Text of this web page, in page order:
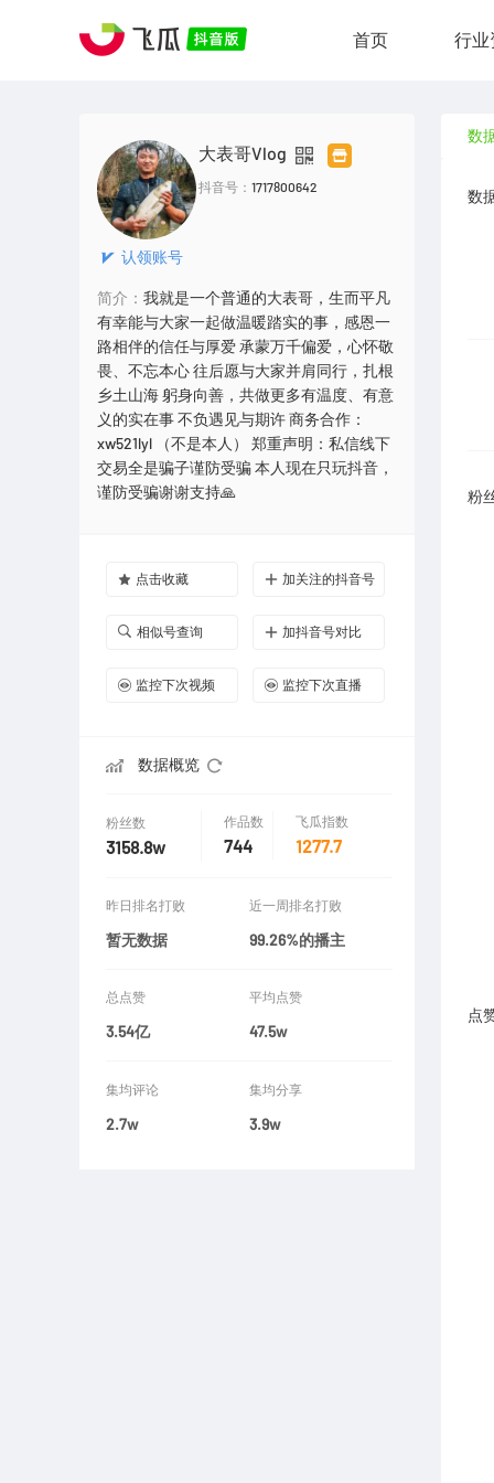
首页 行业
认领账号
大表哥Vlog
抖音号： 1717800642
简介： 我就是一个普通的大表哥，生而平凡
有幸能与大家一起做温暖踏实的事，感恩一
路相伴的信任与厚爱 承蒙万千偏爱，心怀敬
畏、不忘本心 往后愿与大家并肩同行，扎根
乡土山海 躬身向善，共做更多有温度、有意
义的实在事 不负遇见与期许 商务合作：
xw521lyl （不是本人） 郑重声明：私信线下
交易全是骗子谨防受骗 本人现在只玩抖音，
谨防受骗谢谢支持🙏
点击收藏 加关注的抖音号
相似号查询 加抖音号对比
监控下次视频 监控下次直播
数据概览
粉丝数
3158.8w
作品数
744
飞瓜指数
1277.7
昨日排名打败
暂无数据
近一周排名打败
99.26%的播主
总点赞
3.54亿
平均点赞
47.5w
集均评论
2.7w
集均分享
3.9w
数
数
粉
点